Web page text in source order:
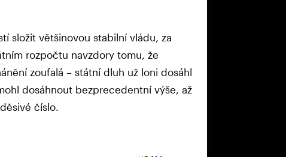
složit většinovou stabilní vládu, za
rozpočtu navzdory tomu, že
zoufalá – státní dluh už loni dosáhl
dosáhnout bezprecedentní výše, až
číslo.